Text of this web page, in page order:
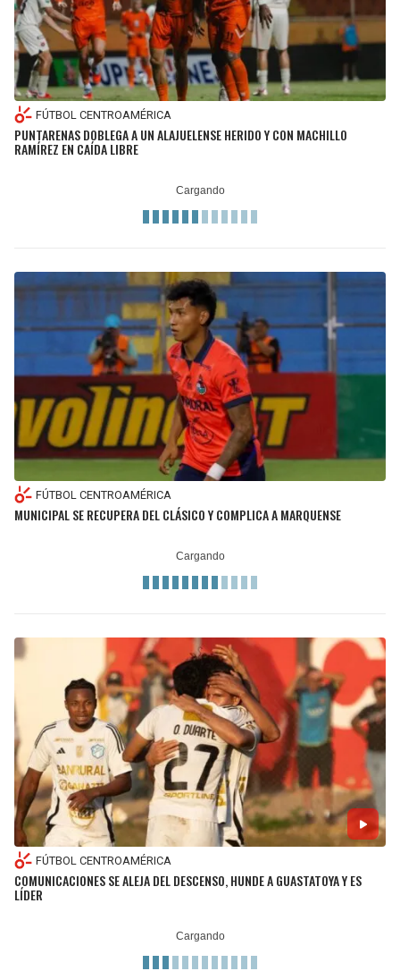
FÚTBOL CENTROAMÉRICA
PUNTARENAS DOBLEGA A UN ALAJUELENSE HERIDO Y CON MACHILLO
RAMÍREZ EN CAÍDA LIBRE
FÚTBOL CENTROAMÉRICA
MUNICIPAL SE RECUPERA DEL CLÁSICO Y COMPLICA A MARQUENSE
FÚTBOL CENTROAMÉRICA
COMUNICACIONES SE ALEJA DEL DESCENSO, HUNDE A GUASTATOYA Y ES
LÍDER